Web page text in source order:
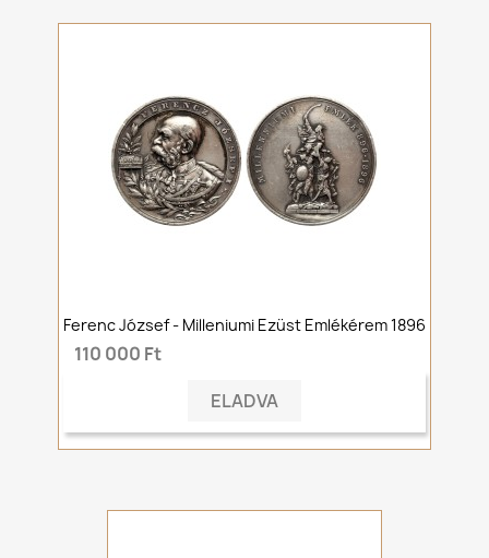
Ferenc József - Milleniumi Ezüst Emlékérem 1896
110 000 Ft
ELADVA